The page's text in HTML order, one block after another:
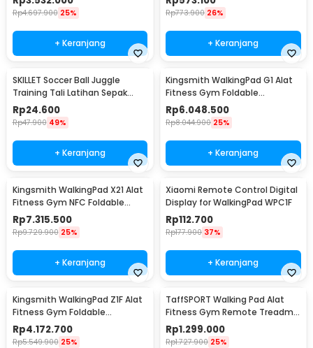
Rp4.697.900 25%
+ Keranjang
Rp773.900 26%
+ Keranjang
SKILLET Soccer Ball Juggle
Training Tali Latihan Sepak
Bola - SKT5
Rp24.600
Rp47.900 49%
+ Keranjang
Kingsmith WalkingPad G1 Alat
Fitness Gym Foldable
Treadmill 1 HP - TRG1F
Rp6.048.500
Rp8.044.900 25%
+ Keranjang
Kingsmith WalkingPad X21 Alat
Fitness Gym NFC Foldable
Treadmill 1 HP - TRX21F
Rp7.315.500
Rp9.729.900 25%
+ Keranjang
Xiaomi Remote Control Digital
Display for WalkingPad WPC1F
Rp112.700
Rp177.900 37%
+ Keranjang
Kingsmith WalkingPad Z1F Alat
Fitness Gym Foldable
Treadmill 0.75 HP - WP400F4
Rp4.172.700
Rp5.549.900 25%
TaffSPORT Walking Pad Alat
Fitness Gym Remote Treadmill
0.75 HP - C1-01
Rp1.299.000
Rp1.727.900 25%